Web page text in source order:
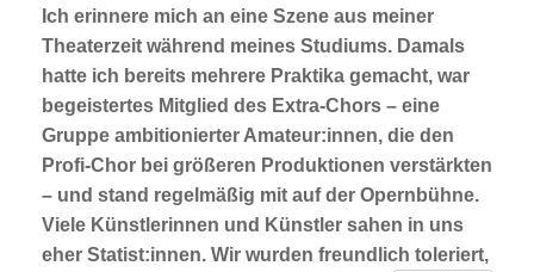
Ich erinnere mich an eine Szene aus meiner
Theaterzeit während meines Studiums. Damals
hatte ich bereits mehrere Praktika gemacht, war
begeistertes Mitglied des Extra-Chors – eine
Gruppe ambitionierter Amateur:innen, die den
Profi-Chor bei größeren Produktionen verstärkten
– und stand regelmäßig mit auf der Opernbühne.
Viele Künstlerinnen und Künstler sahen in uns
eher Statist:innen. Wir wurden freundlich toleriert,